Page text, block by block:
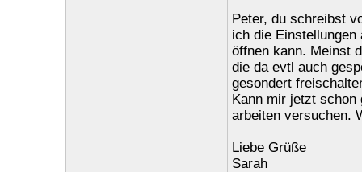
Peter, du schreibst
ich die
öffnen kann. Meinst
die da evtl auch
gesondert
Kann mir jetzt schon
arbeiten versuchen.
Liebe Grüße
Sarah